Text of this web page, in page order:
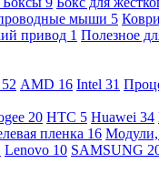
мыши 5
привод 1 Полезное
52 AMD 16 Intel 31
20 HTC 5 Huawei 34
пленка 16
Lenovo 10 SAMSUNG